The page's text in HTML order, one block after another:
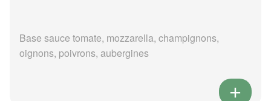
Base sauce tomate, mozzarella, champignons,
oignons, poivrons, aubergines